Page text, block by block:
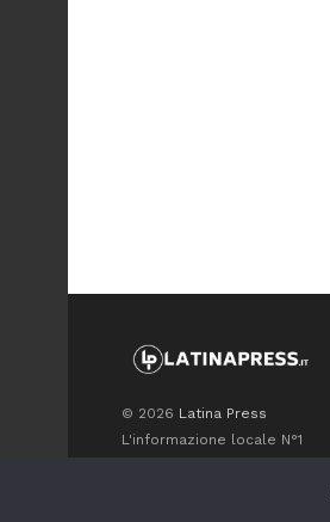
© 2026 Latina Press
L'informazione locale N°1